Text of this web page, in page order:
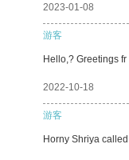
2023-01-08
游客
Hello,? Greetings fr
2022-10-18
游客
Horny Shriya